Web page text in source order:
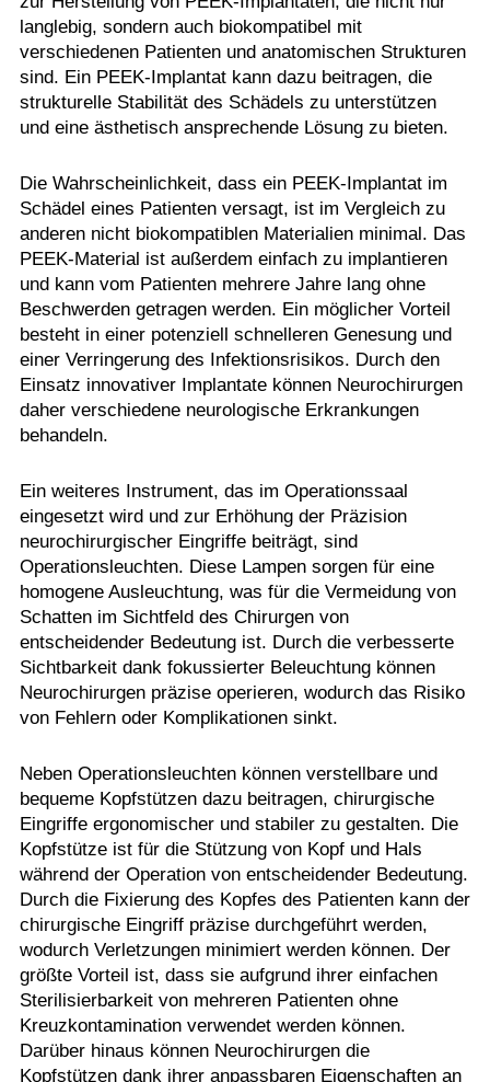
langlebig, sondern auch biokompatibel mit
verschiedenen Patienten und anatomischen Strukturen
sind. Ein PEEK-Implantat kann dazu beitragen, die
strukturelle Stabilität des Schädels zu unterstützen
und eine ästhetisch ansprechende Lösung zu bieten.
Die Wahrscheinlichkeit, dass ein PEEK-Implantat im
Schädel eines Patienten versagt, ist im Vergleich zu
anderen nicht biokompatiblen Materialien minimal. Das
PEEK-Material ist außerdem einfach zu implantieren
und kann vom Patienten mehrere Jahre lang ohne
Beschwerden getragen werden. Ein möglicher Vorteil
besteht in einer potenziell schnelleren Genesung und
einer Verringerung des Infektionsrisikos. Durch den
Einsatz innovativer Implantate können Neurochirurgen
daher verschiedene neurologische Erkrankungen
behandeln.
Ein weiteres Instrument, das im Operationssaal
eingesetzt wird und zur Erhöhung der Präzision
neurochirurgischer Eingriffe beiträgt, sind
Operationsleuchten. Diese Lampen sorgen für eine
homogene Ausleuchtung, was für die Vermeidung von
Schatten im Sichtfeld des Chirurgen von
entscheidender Bedeutung ist. Durch die verbesserte
Sichtbarkeit dank fokussierter Beleuchtung können
Neurochirurgen präzise operieren, wodurch das Risiko
von Fehlern oder Komplikationen sinkt.
Neben Operationsleuchten können verstellbare und
bequeme Kopfstützen dazu beitragen, chirurgische
Eingriffe ergonomischer und stabiler zu gestalten. Die
Kopfstütze ist für die Stützung von Kopf und Hals
während der Operation von entscheidender Bedeutung.
Durch die Fixierung des Kopfes des Patienten kann der
chirurgische Eingriff präzise durchgeführt werden,
wodurch Verletzungen minimiert werden können. Der
größte Vorteil ist, dass sie aufgrund ihrer einfachen
Sterilisierbarkeit von mehreren Patienten ohne
Kreuzkontamination verwendet werden können.
Darüber hinaus können Neurochirurgen die
Kopfstützen dank ihrer anpassbaren Eigenschaften an